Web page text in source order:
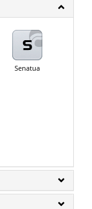
Senatua